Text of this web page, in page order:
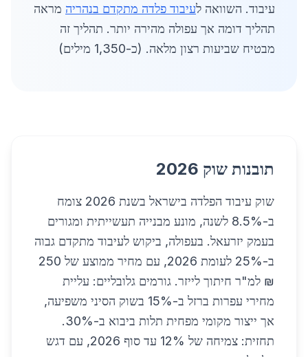
עיבוד. השוואה לעיבוד פלדה מתקדם בנהריה מראה
תהליך דומה אך עפולה מהירה יותר. תהליך זה
מבטיח שביעות רצון מלאה. (כ-1,350 מילים)
תובנות שוק 2026
שוק עיבוד הפלדה בישראל בשנת 2026 צומח
ב-8.5% לשנה, מונע מבנייה תעשייתית ומגורים
בעמק יזרעאל. בעפולה, ביקוש לעיבוד מתקדם גבוה
ב-25% לעומת 2026, עם מחיר ממוצע של 250
₪ למ"ר חיתוך לייזר. גורמים גלובליים: עליית
מחירי עפרות ברזל ב-15% בשוק הסיני משפיעה,
אך ייצור מקומי מפחית תלות ביבוא ב-30%.
תחזית: צמיחה של 12% עד סוף 2026, עם דגש